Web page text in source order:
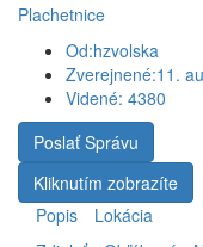
Plachetnice
Od:hzvolska
Zverejnené:11.
Videné: 4380
Poslať Správu
Kliknutím zobrazíte
Popis
Lokácia